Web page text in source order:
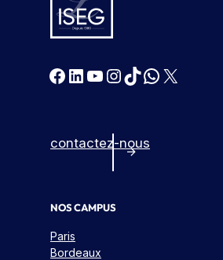
Facebook LinkedIn YouTube InstagramTikTok WhatsApp X
contactez-nous
NOS CAMPUS
Paris
Bordeaux